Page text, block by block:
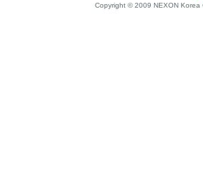
Copyright © 2009 NEXON Korea